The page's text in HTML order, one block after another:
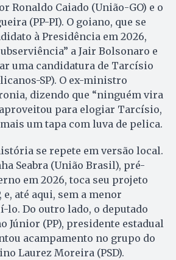
Ronaldo Caiado (União-GO) e o
(PP-PI). O goiano, que se
à Presidência em 2026,
a Jair Bolsonaro e
uma candidatura de Tarcísio
SP). O ex-ministro
dizendo que “ninguém vira
para elogiar Tarcísio,
um tapa com luva de pelica.
se repete em versão local.
Seabra (União Brasil), pré-
em 2026, toca seu projeto
até aqui, sem a menor
lo. Do outro lado, o deputado
Júnior (PP), presidente estadual
acampamento no grupo do
Laurez Moreira (PSD).